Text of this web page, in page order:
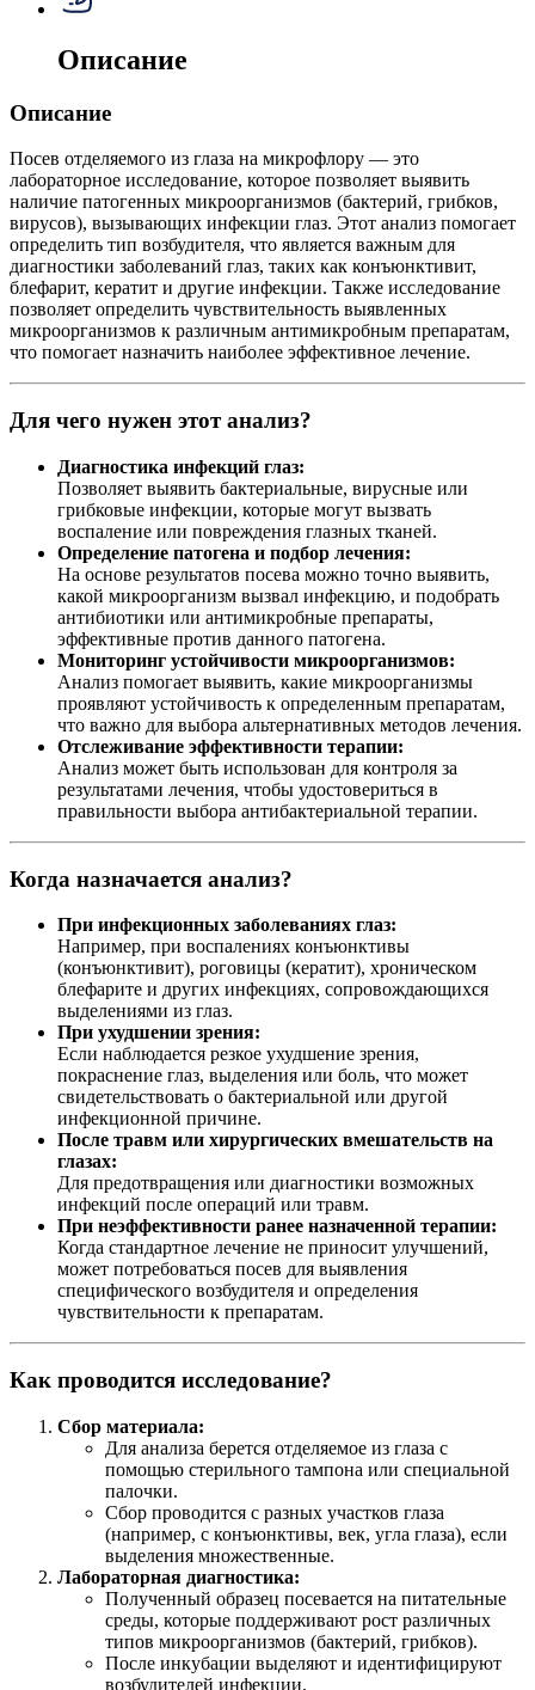
Описание
Описание
Посев отделяемого из глаза на микрофлору — это
лабораторное исследование, которое позволяет выявить
наличие патогенных микроорганизмов (бактерий, грибков,
вирусов), вызывающих инфекции глаз. Этот анализ помогает
определить тип возбудителя, что является важным для
диагностики заболеваний глаз, таких как конъюнктивит,
блефарит, кератит и другие инфекции. Также исследование
позволяет определить чувствительность выявленных
микроорганизмов к различным антимикробным препаратам,
что помогает назначить наиболее эффективное лечение.
Для чего нужен этот анализ?
Диагностика инфекций глаз:
Позволяет выявить бактериальные, вирусные или
грибковые инфекции, которые могут вызвать
воспаление или повреждения глазных тканей.
Определение патогена и подбор лечения:
На основе результатов посева можно точно выявить,
какой микроорганизм вызвал инфекцию, и подобрать
антибиотики или антимикробные препараты,
эффективные против данного патогена.
Мониторинг устойчивости микроорганизмов:
Анализ помогает выявить, какие микроорганизмы
проявляют устойчивость к определенным препаратам,
что важно для выбора альтернативных методов лечения.
Отслеживание эффективности терапии:
Анализ может быть использован для контроля за
результатами лечения, чтобы удостовериться в
правильности выбора антибактериальной терапии.
Когда назначается анализ?
При инфекционных заболеваниях глаз:
Например, при воспалениях конъюнктивы
(конъюнктивит), роговицы (кератит), хроническом
блефарите и других инфекциях, сопровождающихся
выделениями из глаз.
При ухудшении зрения:
Если наблюдается резкое ухудшение зрения,
покраснение глаз, выделения или боль, что может
свидетельствовать о бактериальной или другой
инфекционной причине.
После травм или хирургических вмешательств на
глазах:
Для предотвращения или диагностики возможных
инфекций после операций или травм.
При неэффективности ранее назначенной терапии:
Когда стандартное лечение не приносит улучшений,
может потребоваться посев для выявления
специфического возбудителя и определения
чувствительности к препаратам.
Как проводится исследование?
Сбор материала:
Для анализа берется отделяемое из глаза с
помощью стерильного тампона или специальной
палочки.
Сбор проводится с разных участков глаза
(например, с конъюнктивы, век, угла глаза), если
выделения множественные.
Лабораторная диагностика:
Полученный образец посевается на питательные
среды, которые поддерживают рост различных
типов микроорганизмов (бактерий, грибков).
После инкубации выделяют и идентифицируют
возбудителей инфекции.